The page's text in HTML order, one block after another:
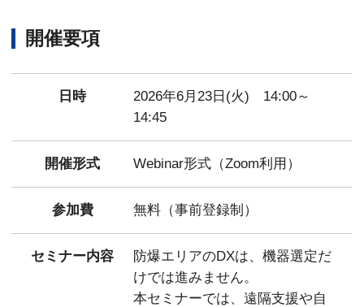
開催要項
日時
2026年6月23日(火) 14:00～
14:45
開催形式 Webinar形式（Zoom利用）
参加費 無料（事前登録制）
セミナー内容
防爆エリアのDXは、機器選定だ
けでは進みません。
本セミナーでは、遠隔支援や自